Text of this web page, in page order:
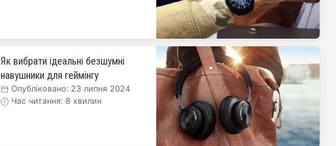
Як вибрати ідеальні безшумні
навушники для геймінгу
Опубліковано: 23 липня 2024
Час читання: 8 хвилин